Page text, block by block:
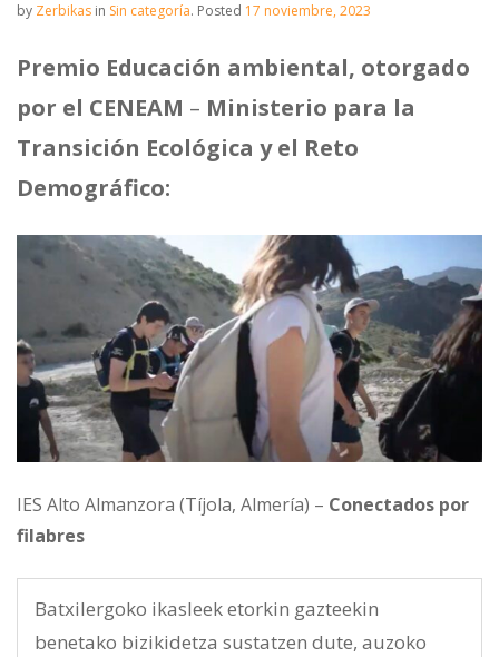
by Zerbikas in Sin categoría. Posted 17 noviembre, 2023
Premio Educación ambiental, otorgado
por el CENEAM – Ministerio para la
Transición Ecológica y el Reto
Demográfico:
IES Alto Almanzora (Tíjola, Almería) – Conectados por
filabres
Batxilergoko ikasleek etorkin gazteekin
benetako bizikidetza sustatzen dute, auzoko